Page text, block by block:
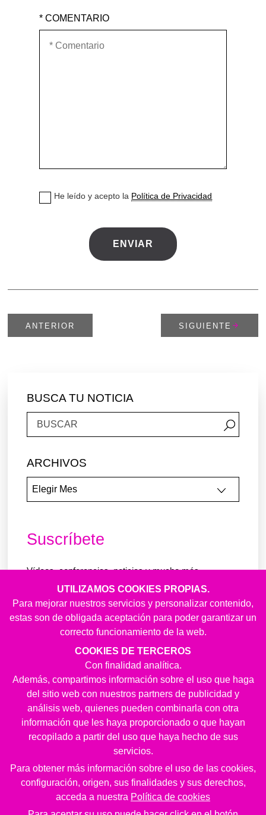
UTILIZAMOS COOKIES PROPIAS.
Para mejorar nuestros servicios y personalizar contenido,
estas son de obligada aceptación para poder garantizar un
correcto funcionamiento de la web.
COOKIES DE TERCEROS
Con finalidad analítica.
Además, compartimos información sobre el uso que haga
del sitio web con nuestros partners de publicidad y
análisis web, quienes pueden combinarla con otra
información que les haya proporcionado o que hayan
recopilado a partir del uso que haya hecho de sus
servicios.
Para obtener más información sobre el uso de las cookies,
configuración, origen, sus finalidades y sus derechos,
acceda a nuestra Política de cookies
* COMENTARIO
He leído y acepto la Política de Privacidad
ANTERIOR SIGUIENTE
BUSCA TU NOTICIA
ARCHIVOS
Suscríbete
Vídeos, conferencias, noticias y mucho más.
EMAIL
NOMBRE
APELLIDOS
He leído y acepto la Política de Privacidad
Acepto recibir publicidad y/o información